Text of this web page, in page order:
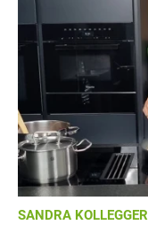
SANDRA KOLLEGGER